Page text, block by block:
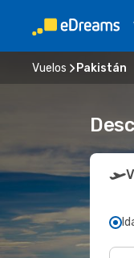
Vuelos Pakistán